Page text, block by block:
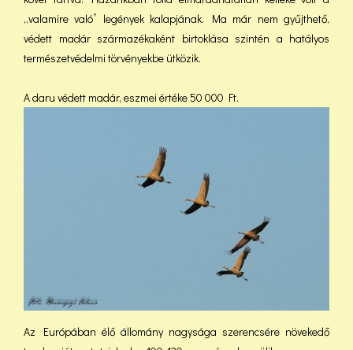
„valamire való” legények kalapjának. Ma már nem gyűjthető,
védett madár származékaként birtoklása szintén a hatályos
természetvédelmi törvényekbe ütközik.
A daru védett madár, eszmei értéke 50 000 Ft.
Az Európában élő állomány nagysága szerencsére növekedő